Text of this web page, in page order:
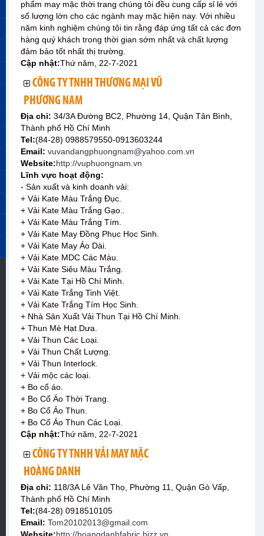
phẩm may mặc thời trang chúng tôi đều cung cấp sỉ lẻ với
số lượng lớn cho các ngành may mặc hiện nay. Với nhiều
năm kinh nghiệm chúng tôi tin rằng đáp ứng tất cả các đơn
hàng quý khách trong thời gian sớm nhất và chất lượng
đảm bảo tốt nhất thị trường.
Cập nhật:Thứ năm, 22-7-2021
CÔNG TY TNHH THƯƠNG MẠI VŨ
PHƯƠNG NAM
Địa chỉ: 34/3A Đường BC2, Phường 14, Quận Tân Bình,
Thành phố Hồ Chí Minh
Tel:(84-28) 0988579550-0913603244
Email: vuvandangphuongnam@yahoo.com.vn
Website:http://vuphuongnam.vn
Lĩnh vực hoạt động:
- Sản xuất và kinh doanh vải:
+ Vải Kate Màu Trắng Đục.
+ Vải Kate Màu Trắng Gạo..
+ Vải Kate Màu Trắng Tím.
+ Vải Kate May Đồng Phục Học Sinh.
+ Vải Kate May Áo Dài.
+ Vải Kate MDC Các Màu.
+ Vải Kate Siêu Màu Trắng.
+ Vải Kate Tại Hồ Chí Minh.
+ Vải Kate Trắng Tinh Việt.
+ Vải Kate Trắng Tím Học Sinh.
+ Nhà Sản Xuất Vải Thun Tại Hồ Chí Minh.
+ Thun Mè Hạt Dưa.
+ Vải Thun Các Loại.
+ Vải Thun Chất Lượng.
+ Vải Thun Interlock.
+ Vải mộc các loại.
+ Bo cổ áo.
+ Bo Cổ Áo Thời Trang.
+ Bo Cổ Áo Thun.
+ Bo Cổ Áo Thun Các Loại.
Cập nhật:Thứ năm, 22-7-2021
CÔNG TY TNHH VẢI MAY MẶC
HOÀNG DANH
Địa chỉ: 118/3A Lê Văn Thọ, Phường 11, Quận Gò Vấp,
Thành phố Hồ Chí Minh
Tel:(84-28) 0918510105
Email: Tom20102013@gmail.com